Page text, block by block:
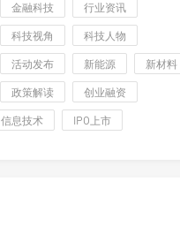
金融科技 行业资讯
科技视角 科技人物
活动发布 新能源 新材料
政策解读 创业融资
信息技术 IPO上市